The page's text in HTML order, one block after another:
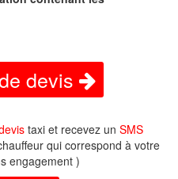
devis
taxi et recevez un SMS
qui correspond à votre
engagement )